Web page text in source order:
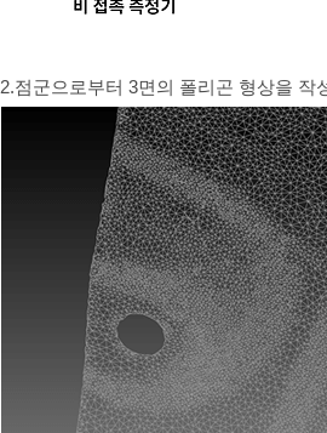
2.점군으로부터 3면의 폴리곤 형상을 작